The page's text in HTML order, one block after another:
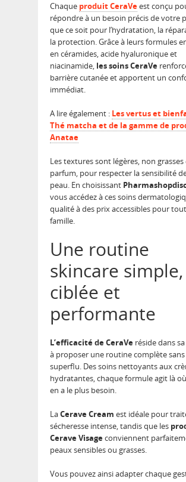
Chaque produit CeraVeest conçu
répondre à un besoin précis de votre
que ce soit pour l’hydratation, la
la protection. Grâce à leurs formules
en céramides, acide hyaluronique et
niacinamide, les soins CeraVe
barrière cutanée et apportent un
immédiat.
A lire également : Les vertus et
Thé matcha et de la gamme de
Anatae
Les textures sont légères, non grasses
parfum, pour respecter la sensibilité
peau. En choisissant
vous accédez à ces soins
qualité à des prix accessibles pour
famille.
Une routine
skincare simple,
ciblée et
performante
L’efficacité de CeraVe réside dans
à proposer une routine complète sans
superflu. Des soins nettoyants aux
hydratantes, chaque formule agit là
en a le plus besoin.
LaCerave Cream est idéale pour
sécheresse intense, tandis que les
Cerave Visageconviennent
peaux sensibles ou grasses.
Vous pouvez ainsi adapter chaque